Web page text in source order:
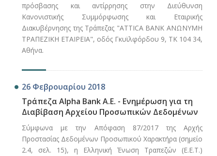
πρόσβασης και αντίρρησης στην Διεύθυνση
Κανονιστικής Συμμόρφωσης και Εταιρικής
Διακυβέρνησης της Τράπεζας "ΑΤΤΙCA BANK AΝΩΝΥΜΗ
ΤΡΑΠΕΖΙΚΗ ΕΤΑΙΡΕΙΑ", οδός Γκυϊλφόρδου 9, ΤΚ 104 34,
Αθήνα.
26 Φεβρουαρίου 2018
Τράπεζα Alpha Bank A.E. - Ενημέρωση για τη
Διαβίβαση Αρχείου Προσωπικών Δεδομένων
Σύμφωνα με την Απόφαση 87/2017 της Αρχής
Προστασίας Δεδομένων Προσωπικού Χαρακτήρα (σημείο
2.4, σελ. 15), η Ελληνική Ένωση Τραπεζών (Ε.Ε.Τ.)